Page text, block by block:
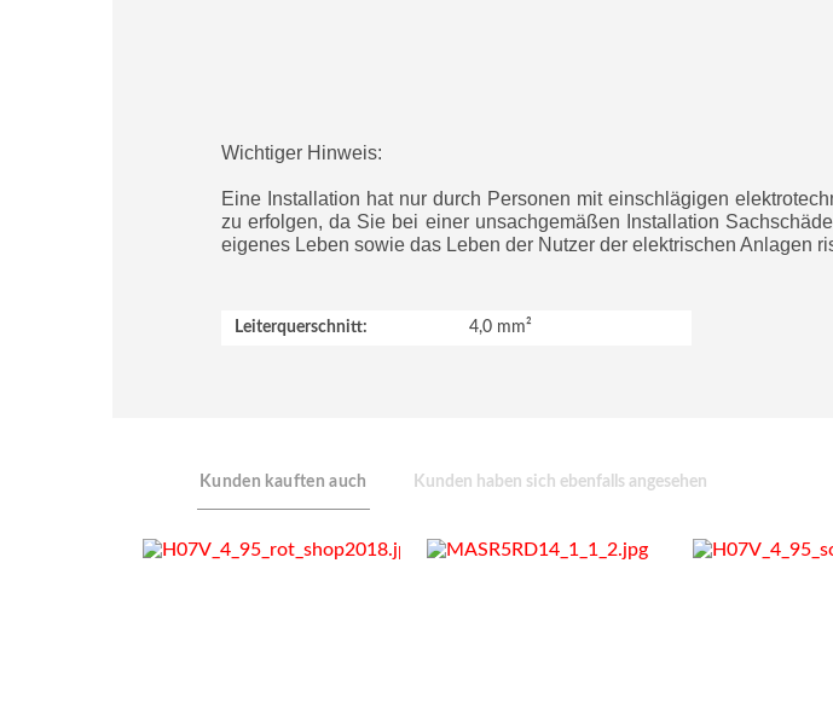
Wichtiger Hinweis:
Eine Installation hat nur durch Personen mit einschlägigen
zu erfolgen, da Sie bei einer unsachgemäßen Installation
eigenes Leben sowie das Leben der Nutzer der elektrischen Anlagen
Leiterquerschnitt: 4,0 mm²
Kunden kauften auch Kunden haben sich ebenfalls angesehen